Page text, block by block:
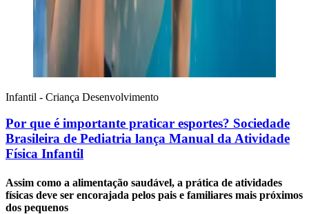
Infantil - Criança Desenvolvimento
Por que é importante praticar esportes? Sociedade
Brasileira de Pediatria lança Manual da Atividade
Física Infantil
Assim como a alimentação saudável, a prática de atividades
físicas deve ser encorajada pelos pais e familiares mais próximos
dos pequenos